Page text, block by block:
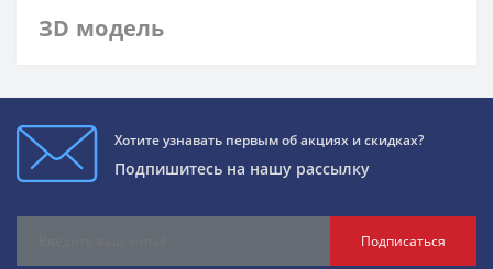
ЗD модель
Хотите узнавать первым об акциях и скидках?
Подпишитесь на нашу рассылку
Подписаться